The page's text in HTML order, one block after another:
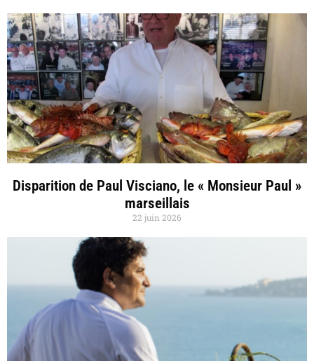
Disparition de Paul Visciano, le « Monsieur Paul »
marseillais
22 juin 2026